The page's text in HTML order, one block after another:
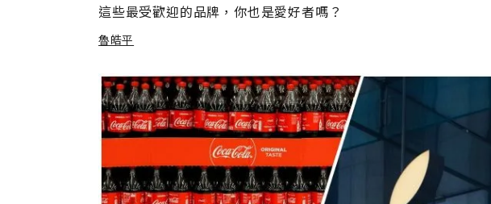
這些最受歡迎的品牌，你也是愛好者嗎？
魯皓平
魯皓平 加入追蹤